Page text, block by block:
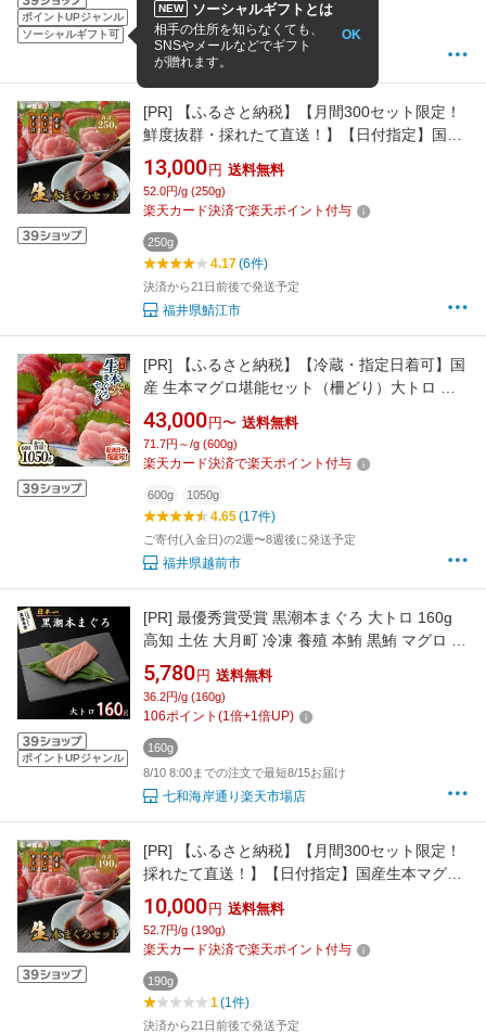
ポイントUPジャンル
ソーシャルギフト可
4.4(4,700件)
8/9 12:00までの注文で最短8/10お届け
まぐろ処 一条
[PR]
【ふるさと納税】【月間300セット限定！
鮮度抜群・採れたて直送！】【日付指定】国産
生本マグロ3種盛（大トロ 中トロ 赤身）合
計約250g 冷蔵 送料無料 福井県 鯖江市 鮪 本
マグロ 生マグロ 大とろ 中とろ 刺身 ネギトロ
13,000 円 送料無料
52.0円/g (250g)
楽天カード決済で楽天ポイント付与
250g
4.17(6件)
決済から21日前後で発送予定
福井県鯖江市
[PR]
【ふるさと納税】【冷蔵・指定日着可】国
産 生本マグロ堪能セット（柵どり）大トロ 中
トロ 赤身 各200g・各350g/ 送料無料 福井県 越
前市 鮪 生まぐろ 生マグロ 本鮪 大とろ 中とろ
新鮮 お刺身 海鮮丼 まぐろ丼 発送時期が選べる
43,000 円〜 送料無料
71.7円～/g (600g)
楽天カード決済で楽天ポイント付与
600g 1050g
4.65(17件)
ご寄付(入金日)の2週〜8週後に発送予定
福井県越前市
ポイントUPジャンル
[PR] 最優秀賞受賞 黒潮本まぐろ 大トロ 160g
高知 土佐 大月町 冷凍 養殖 本鮪 黒鮪 マグロ 丼
刺身 寿司 ギフト プレゼント 化粧箱 自宅用 お
中元 御中元 お歳暮 御歳暮 母の日 父の日 敬老
の日 おつまみ
5,780 円 送料無料
36.2円/g (160g)
106ポイント (1倍+1倍UP)
160g
8/10 8:00までの注文で最短8/15お届け
七和海岸通り楽天市場店
[PR]
【ふるさと納税】【月間300セット限定！
採れたて直送！】【日付指定】国産生本マグロ
3種盛（大トロ 中トロ 赤身）合計約190g
冷蔵 送料無料 福井県 鯖江市 本マグロ 生マグロ
鮪 大とろ 中とろ 刺身 ネギトロ 海鮮丼 まぐろ
10,000 円 送料無料
52.7円/g (190g)
楽天カード決済で楽天ポイント付与
190g
1(1件)
決済から21日前後で発送予定
NEW ソーシャルギフトとは
相手の住所を知らなくても、
SNSやメールなどでギフト
が贈れます。
OK